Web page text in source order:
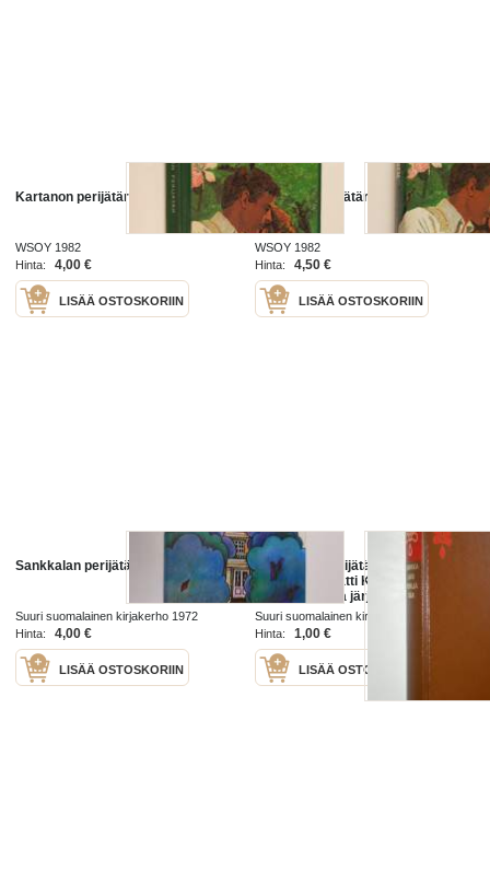
Kartanon perijätär
WSOY 1982
Hinta:
4,00 €
LISÄÄ OSTOSKORIIN
Kartanon perijätär
WSOY 1982
Hinta:
4,50 €
LISÄÄ OSTOSKORIIN
Sankkalan perijätär
Suuri suomalainen kirjakerho 1972
Hinta:
4,00 €
LISÄÄ OSTOSKORIIN
Sankkalan perijätär : sananlaskut
on poimittu Matti Kuusen
kokoamasta ja järjestämästä
teoksesta Vanhan kansan
sananlaskuviisaus
Suuri suomalainen kirjakerho 1973
Hinta:
1,00 €
LISÄÄ OSTOSKORIIN